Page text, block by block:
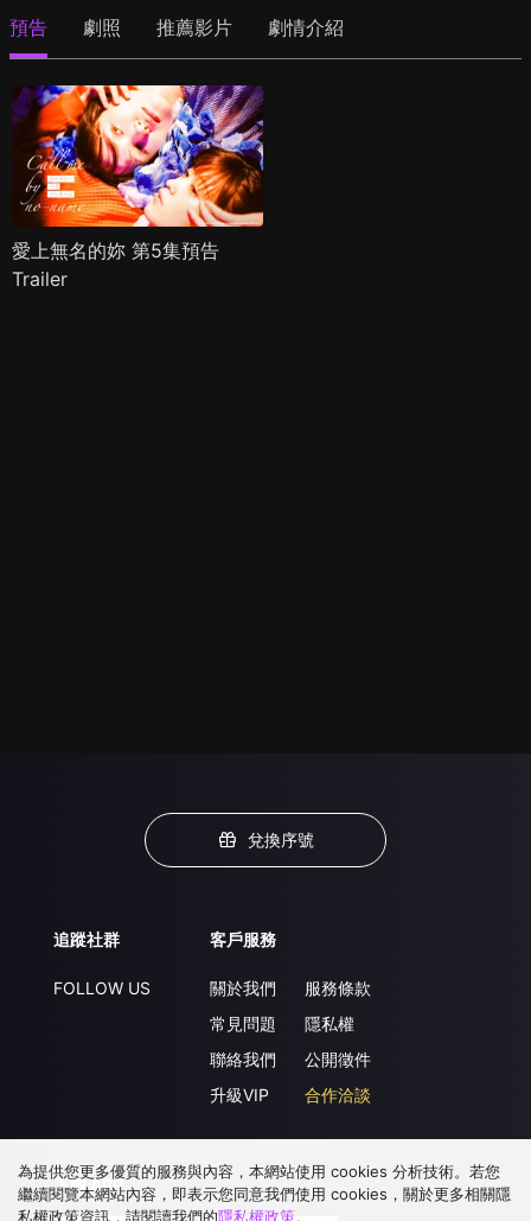
預告 劇照 推薦影片 劇情介紹
愛上無名的妳 第5集預告
Trailer
兌換序號
追蹤社群
FOLLOW US
客戶服務
關於我們
常見問題
聯絡我們
升級VIP
服務條款
隱私權
公開徵件
合作洽談
下載 APP
為提供您更多優質的服務與內容，本網站使用 cookies 分析技術。若您
繼續閱覽本網站內容，即表示您同意我們使用 cookies，關於更多相關隱
私權政策資訊，請閱讀我們的隱私權政策。